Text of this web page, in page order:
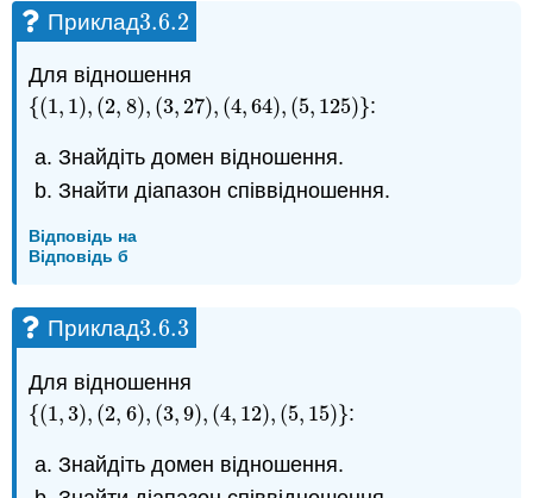
Приклад3.6.2
3.6.2
Для відношення
{(1, 1), (2, 8), (3, 27), (4,64), (5, 125)}
{ (1,1),( 2,8 ),(3 ,27),(4, 64 ),(5,125)} :
Знайдіть домен відношення.
Знайти діапазон співвідношення.
Відповідь на
Відповідь б
Приклад3.6.3
3.6.3
Для відношення
{(1, 3), (2, 6), (3,9), (4, 12), (5, 15)}
{(1,3),( 2,6 ),(3 ,9) ,(4, 12),(5,15) } :
Знайдіть домен відношення.